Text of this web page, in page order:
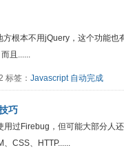
根本不用jQuery，这个功能
且......
标签： Javascript 自动完成
巧
过Firebug，但可能大部分人
CSS、HTTP......